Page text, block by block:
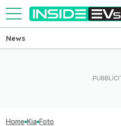
News
Home Kia Foto